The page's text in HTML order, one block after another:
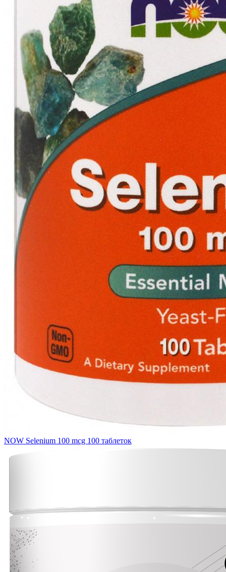
NOW Selenium 100 mcg 100 таблеток